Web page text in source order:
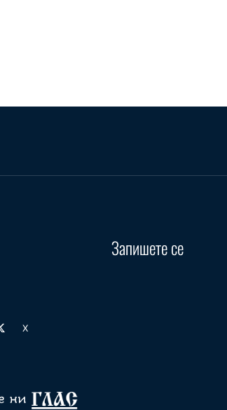
X
Запишете се